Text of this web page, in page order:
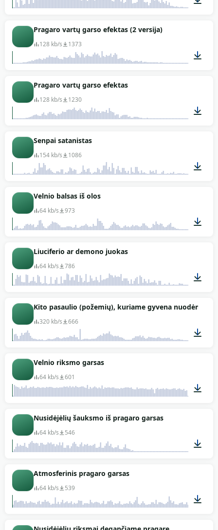
Pragaro vartų garso efektas (2 versija)
128 kb/s 1373
Pragaro vartų garso efektas
128 kb/s 1230
Senpai satanistas
154 kb/s 1086
Velnio balsas iš olos
64 kb/s 973
Liuciferio ar demono juokas
64 kb/s 786
00:07
Kito pasaulio (požemių), kuriame gyvena nuodėmingi
320 kb/s 666
Velnio riksmo garsas
64 kb/s 601
Nusidėjėlių šauksmo iš pragaro garsas
64 kb/s 546
Atmosferinis pragaro garsas
64 kb/s 539